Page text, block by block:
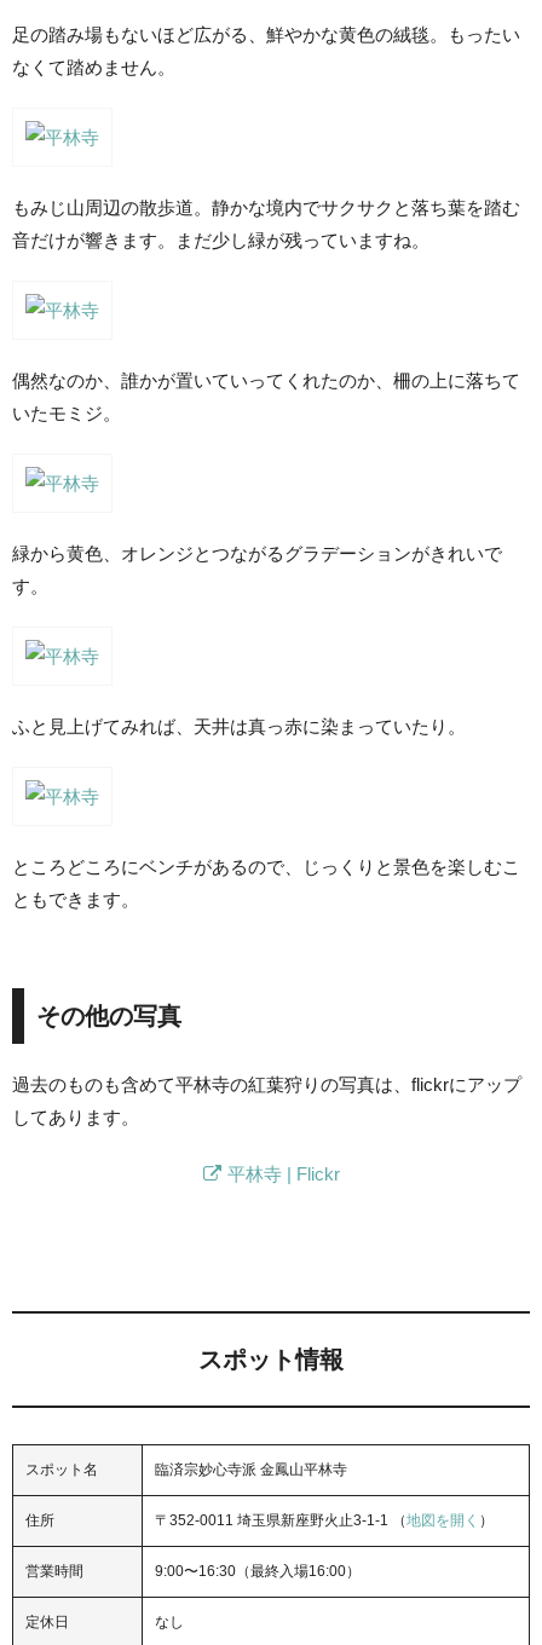
足の踏み場もないほど広がる、鮮やかな黄色の絨毯。もったい
なくて踏めません。
もみじ山周辺の散歩道。静かな境内でサクサクと落ち葉を踏む
音だけが響きます。まだ少し緑が残っていますね。
偶然なのか、誰かが置いていってくれたのか、柵の上に落ちて
いたモミジ。
緑から黄色、オレンジとつながるグラデーションがきれいで
す。
ふと見上げてみれば、天井は真っ赤に染まっていたり。
ところどころにベンチがあるので、じっくりと景色を楽しむこ
ともできます。
その他の写真
過去のものも含めて平林寺の紅葉狩りの写真は、flickrにアップ
してあります。
平林寺 | Flickr
スポット情報
スポット名 臨済宗妙心寺派 金鳳山平林寺
住所 〒352-0011 埼玉県新座野火止3-1-1 （地図を開く ）
営業時間 9:00〜16:30（最終入場16:00）
定休日 なし